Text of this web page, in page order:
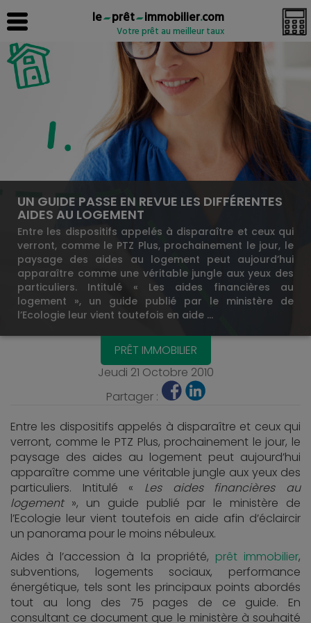
le prêt immobilier.com
Votre prêt au meilleur taux
UN GUIDE PASSE EN REVUE LES DIFFÉRENTES
AIDES AU LOGEMENT
Entre les dispositifs appelés à disparaître et ceux qui
verront, comme le PTZ Plus, prochainement le jour, le
paysage des aides au logement peut aujourd’hui
apparaître comme une véritable jungle aux yeux des
particuliers. Intitulé « Les aides financières au
logement », un guide publié par le ministère de
l’Ecologie leur vient toutefois en aide …
PRÊT IMMOBILIER
Jeudi 21 Octobre 2010
Partager :
Entre les dispositifs appelés à disparaître et ceux qui
verront, comme le PTZ Plus, prochainement le jour, le
paysage des aides au logement peut aujourd’hui
apparaître comme une véritable jungle aux yeux des
particuliers. Intitulé « Les aides financières au
logement», un guide publié par le ministère de
l’Ecologie leur vient toutefois en aide afin d’éclaircir
un panorama pour le moins nébuleux.
Aides à l’accession à la propriété, prêt immobilier,
subventions, logements sociaux, performance
énergétique, tels sont les principaux points abordés
tout au long des 75 pages de ce guide. En
consultant ce document que le ministère à souhaité